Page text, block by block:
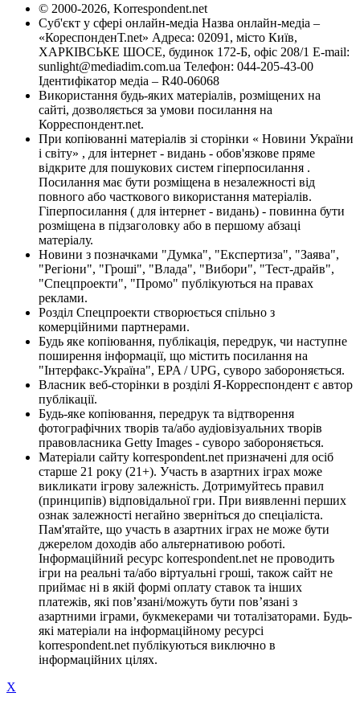
© 2000-2026, Korrespondent.net
Суб'єкт у сфері онлайн-медіа Назва онлайн-медіа –
«КореспонденТ.net» Адреса: 02091, місто Київ,
ХАРКІВСЬКЕ ШОСЕ, будинок 172-Б, офіс 208/1 E-mail:
sunlight@mediadim.com.ua Телефон: 044-205-43-00
Ідентифікатор медіа – R40-06068
Використання будь-яких матеріалів, розміщених на
сайті, дозволяється за умови посилання на
Корреспондент.net.
При копіюванні матеріалів зі сторінки « Новини України
і світу» , для інтернет - видань - обов'язкове пряме
відкрите для пошукових систем гіперпосилання .
Посилання має бути розміщена в незалежності від
повного або часткового використання матеріалів.
Гіперпосилання ( для інтернет - видань) - повинна бути
розміщена в підзаголовку або в першому абзаці
матеріалу.
Новини з позначками "Думка", "Експертиза", "Заява",
"Регіони", "Гроші", "Влада", "Вибори", "Тест-драйв",
"Спецпроекти", "Промо" публікуються на правах
реклами.
Розділ Спецпроекти створюється спільно з
комерційними партнерами.
Будь яке копіювання, публікація, передрук, чи наступне
поширення інформації, що містить посилання на
"Інтерфакс-Україна", EPA / UPG, суворо забороняється.
Власник веб-сторінки в розділі Я-Корреспондент є автор
публікації.
Будь-яке копіювання, передрук та відтворення
фотографічних творів та/або аудіовізуальних творів
правовласника Getty Images - суворо забороняється.
Матеріали сайту korrespondent.net призначені для осіб
старше 21 року (21+). Участь в азартних іграх може
викликати ігрову залежність. Дотримуйтесь правил
(принципів) відповідальної гри. При виявленні перших
ознак залежності негайно зверніться до спеціаліста.
Пам'ятайте, що участь в азартних іграх не може бути
джерелом доходів або альтернативою роботі.
Інформаційний ресурс korrespondent.net не проводить
ігри на реальні та/або віртуальні гроші, також сайт не
приймає ні в якій формі оплату ставок та інших
платежів, які пов’язані/можуть бути пов’язані з
азартними іграми, букмекерами чи тоталізаторами. Будь-
які матеріали на інформаційному ресурсі
korrespondent.net публікуються виключно в
інформаційних цілях.
X